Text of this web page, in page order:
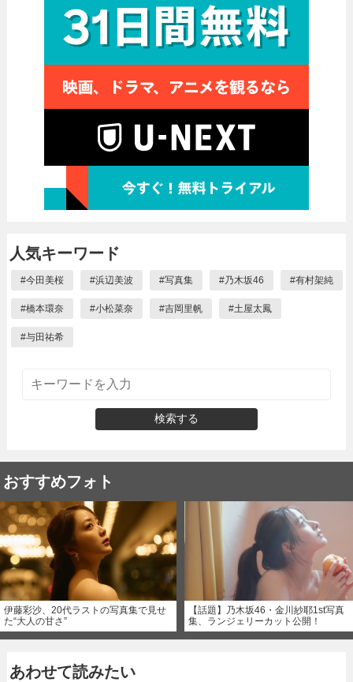
人気キーワード
#今田美桜 #浜辺美波 #写真集 #乃木坂46 #有村架純
#橋本環奈 #小松菜奈 #吉岡里帆 #土屋太鳳
#与田祐希
検索する
おすすめフォト
伊藤彩沙、20代ラストの写真集で見せ
た“大人の甘さ”
【話題】乃木坂46・金川紗耶1st写真
集、ランジェリーカット公開！
あわせて読みたい